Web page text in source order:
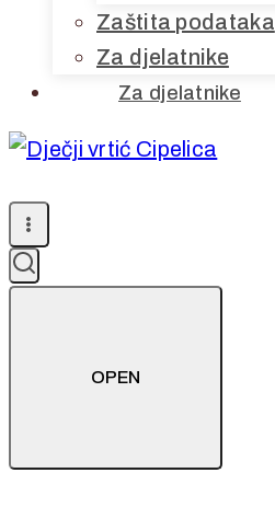
Zaštita podataka
Za djelatnike
Za djelatnike
OPEN